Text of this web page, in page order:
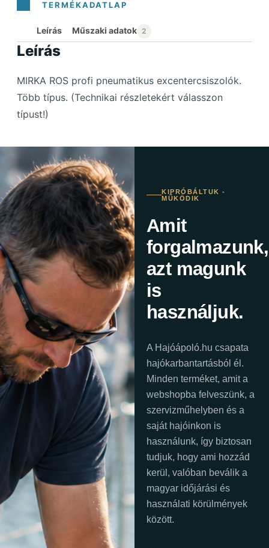
Leírás
Leírás
MIRKA ROS profi pneumatikus excentercsiszolók.
Több típus. (Technikai részletekért válasszon
típust!)
KIPRÓBÁLTUK -
MŰKÖDIK
Amit
forgalmazunk,
azt magunk
is
használjuk.
A Hajóápoló.hu csapata
hajókarbantartásból él.
Minden terméket, amit a
webshopba felveszünk, a
szervizműhelyben és a
saját hajóinkon is
használunk, így biztosan
tudjuk, hogy ami hozzád
kerül, valóban beválik a
magyar időjárási és
használati körülmények
között.